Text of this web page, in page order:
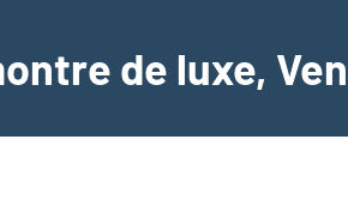
de luxe,